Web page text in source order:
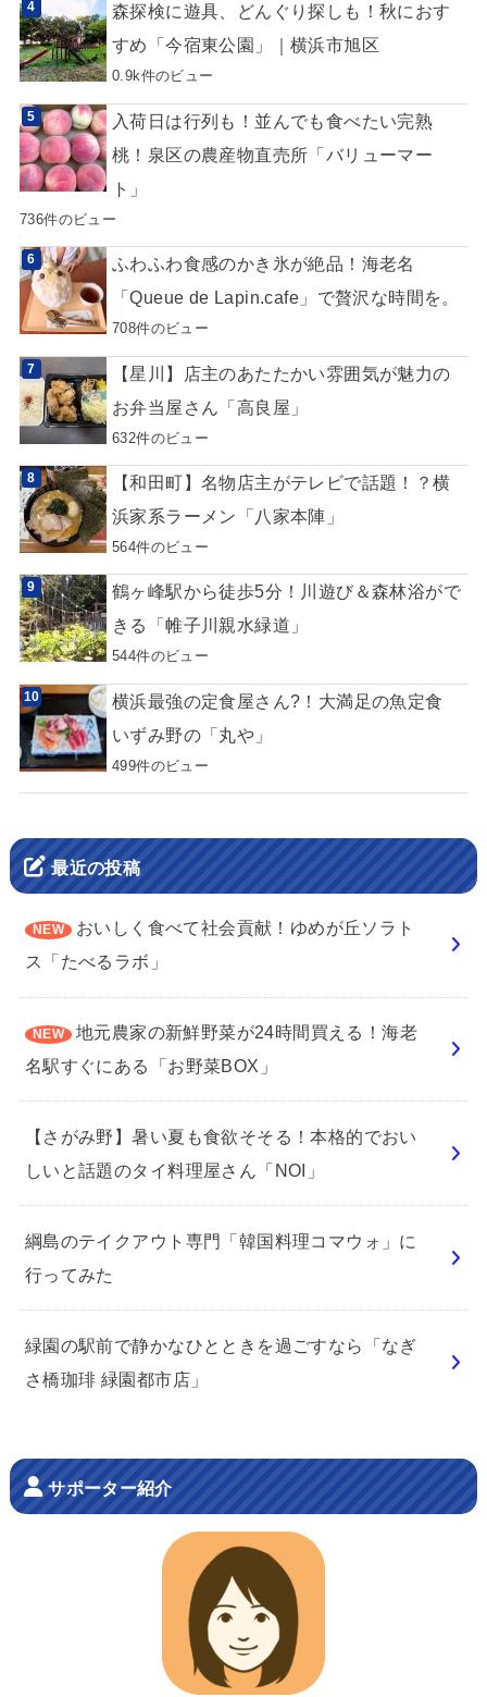
森探検に遊具、どんぐり探しも！秋におす
すめ「今宿東公園」｜横浜市旭区
0.9k件のビュー
入荷日は行列も！並んでも食べたい完熟
桃！泉区の農産物直売所「バリューマー
ト」
736件のビュー
ふわふわ食感のかき氷が絶品！海老名
「Queue de Lapin.cafe」で贅沢な時間を。
708件のビュー
【星川】店主のあたたかい雰囲気が魅力の
お弁当屋さん「高良屋」
632件のビュー
【和田町】名物店主がテレビで話題！？横
浜家系ラーメン「八家本陣」
564件のビュー
鶴ヶ峰駅から徒歩5分！川遊び＆森林浴がで
きる「帷子川親水緑道」
544件のビュー
横浜最強の定食屋さん?！大満足の魚定食
いずみ野の「丸や」
499件のビュー
最近の投稿
おいしく食べて社会貢献！ゆめが丘ソラト
ス「たべるラボ」
地元農家の新鮮野菜が24時間買える！海老
名駅すぐにある「お野菜BOX」
【さがみ野】暑い夏も食欲そそる！本格的でおい
しいと話題のタイ料理屋さん「NOI」
綱島のテイクアウト専門「韓国料理コマウォ」に
行ってみた
緑園の駅前で静かなひとときを過ごすなら「なぎ
さ橋珈琲 緑園都市店」
サポーター紹介